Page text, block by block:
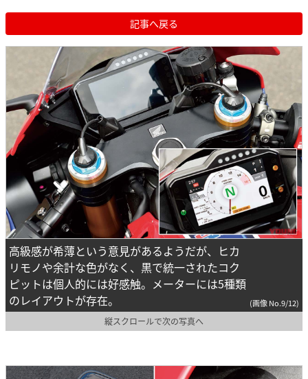
記事へ戻る
高級感が希薄という意見があるようだが、ヒカ
リモノや余計な色がなく、黒で統一されたコク
ピットは個人的には好感触。メーターには5種類
のレイアウトが存在。
(画像 No.9/12)
縦スクロールで次の写真へ